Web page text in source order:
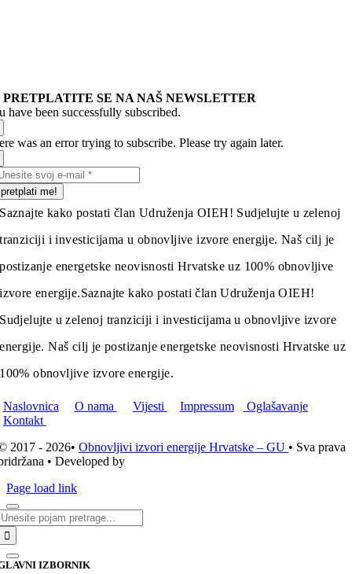
PRETPLATITE SE NA NAŠ NEWSLETTER
have been successfully subscribed.
was an error trying to subscribe. Please try again later.
pretplati me!
Saznajte kako postati član Udruženja OIEH! Sudjelujte u zelenoj
tranziciji i investicijama u obnovljive izvore energije. Naš cilj je
postizanje energetske neovisnosti Hrvatske uz 100% obnovljive
izvore energije.Saznajte kako postati član Udruženja OIEH!
Sudjelujte u zelenoj tranziciji i investicijama u obnovljive izvore
energije. Naš cilj je postizanje energetske neovisnosti Hrvatske uz
100% obnovljive izvore energije.
Naslovnica O nama Vijesti Impressum
Oglašavanje
Kontakt
2017 - 2026•Obnovljivi izvori energije Hrvatske – GU • Sva prava
• Developed by
Page load link
IZBORNIK